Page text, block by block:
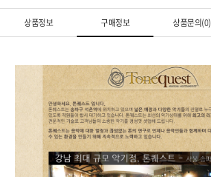
상품정보 구매정보 상품문의(0)